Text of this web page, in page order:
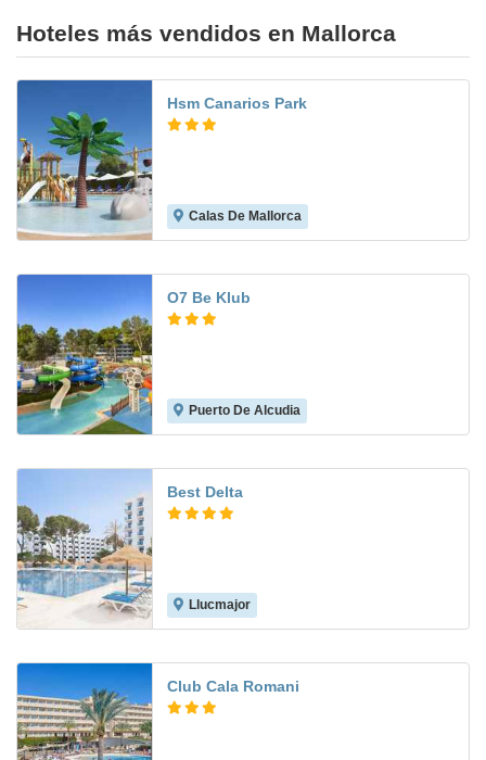
Hoteles más vendidos en Mallorca
Hsm Canarios Park
Calas De Mallorca
O7 Be Klub
Puerto De Alcudia
Best Delta
Llucmajor
Club Cala Romani